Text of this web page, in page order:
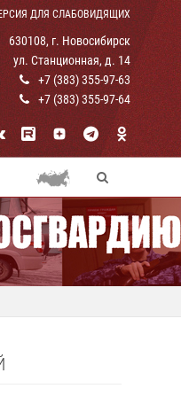
ДЛЯ СЛАБОВИДЯЩИХ
630108, г. Новосибирск
ул. Станционная, д. 14
+7 (383) 355-97-63
+7 (383) 355-97-64